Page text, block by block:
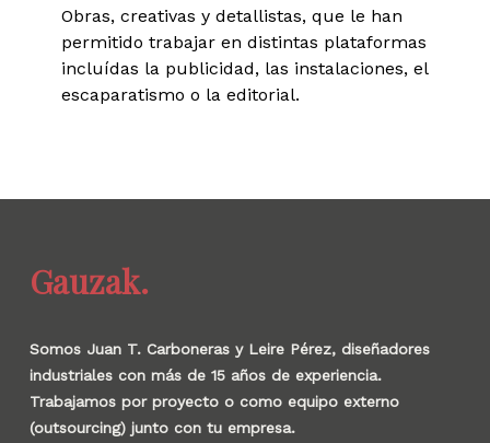
Obras, creativas y detallistas, que le han
permitido trabajar en distintas plataformas
incluídas la publicidad, las instalaciones, el
escaparatismo o la editorial.
Gauzak.
Somos Juan T. Carboneras y Leire Pérez, diseñadores
industriales con más de 15 años de experiencia.
Trabajamos por proyecto o como equipo externo
(outsourcing) junto con tu empresa.